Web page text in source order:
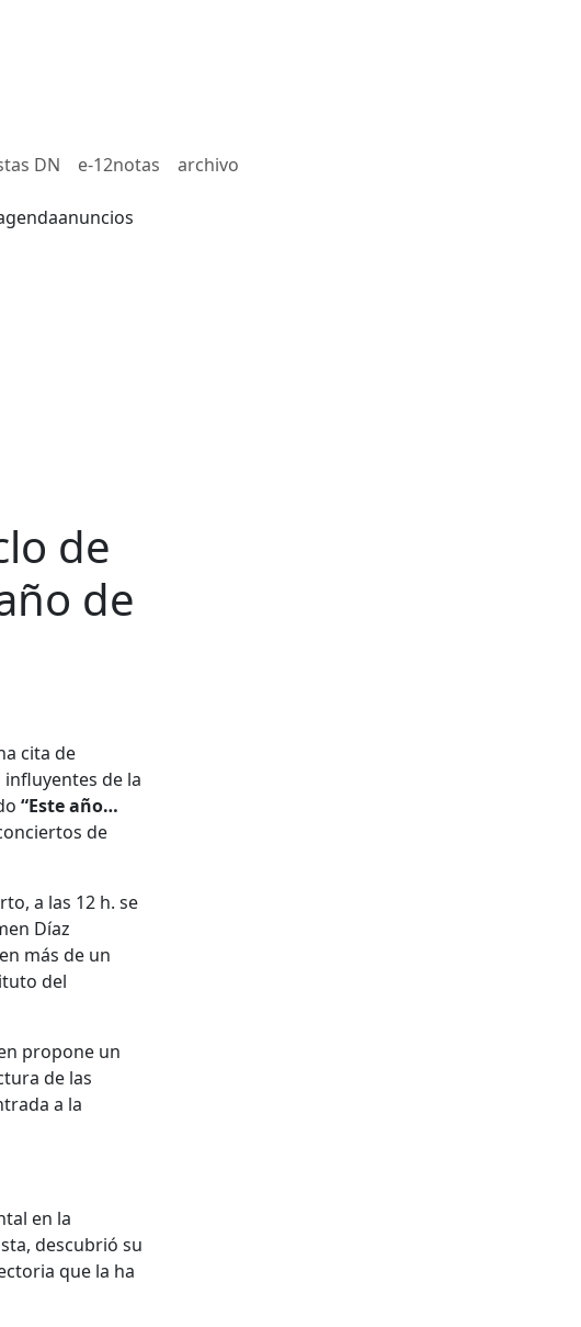
DN e-12notas archivo
anuncios
de
de
cita de
de la
“Este año…
de
a las 12 h. se
Díaz
más de un
del
propone un
de las
a la
en la
descubrió su
que la ha